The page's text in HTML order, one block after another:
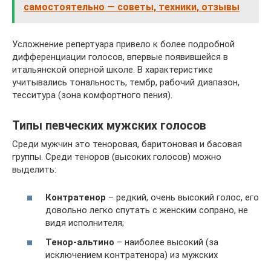
самостоятельно — советы, техники, отзывы
Усложнение репертуара привело к более подробной
дифференциации голосов, впервые появившейся в
итальянской оперной школе. В характеристике
учитывались тональность, тембр, рабочий диапазон,
тесситура (зона комфортного пения).
Типы певческих мужских голосов
Среди мужчин это теноровая, баритоновая и басовая
группы. Среди теноров (высоких голосов) можно
выделить:
Контратенор – редкий, очень высокий голос, его
довольно легко спутать с женским сопрано, не
видя исполнителя;
Тенор-альтино – наиболее высокий (за
исключением контратенора) из мужских